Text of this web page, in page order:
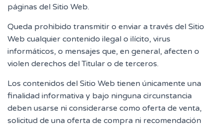
páginas del Sitio Web.
Queda prohibido transmitir o enviar a través del Sitio
Web cualquier contenido ilegal o ilícito, virus
informáticos, o mensajes que, en general, afecten o
violen derechos del Titular o de terceros.
Los contenidos del Sitio Web tienen únicamente una
finalidad informativa y bajo ninguna circunstancia
deben usarse ni considerarse como oferta de venta,
solicitud de una oferta de compra ni recomendación